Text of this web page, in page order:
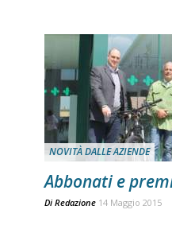
NOVITÀ DALLE AZIENDE
Abbonati e
Di Redazione 14 Maggio 2015